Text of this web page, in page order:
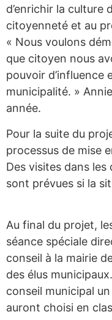
d’enrichir la culture
citoyenneté et au
« Nous voulons
que citoyen nous
pouvoir d’influence
municipalité. »
année.
Pour la suite du
processus de mise
Des visites dans
sont prévues si la
Au final du projet,
séance spéciale
conseil à la mairie
des élus
conseil municipal
auront choisi en